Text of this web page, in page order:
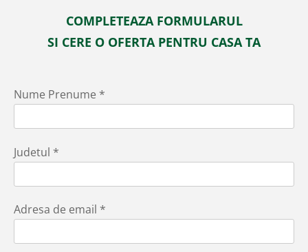
COMPLETEAZA FORMULARUL
SI CERE O OFERTA PENTRU CASA TA
Nume Prenume *
Judetul *
Adresa de email *